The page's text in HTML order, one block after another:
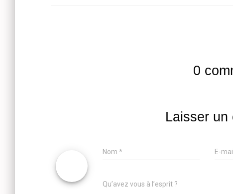
0
Laisser un
Nom * E-
Qu’avez vous à l’esprit ?